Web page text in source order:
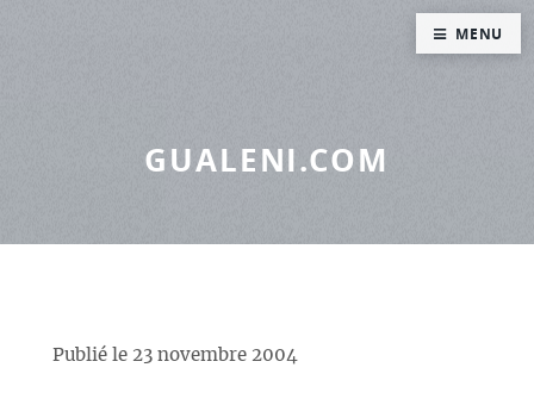
GUALENI.COM
Publié le 23 novembre 2004
MENU